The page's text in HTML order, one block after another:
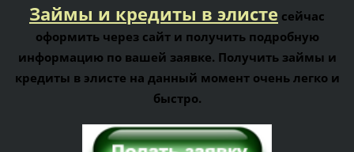
Займы и кредиты в элисте сейчас
оформить через сайт и получить подробную
информацию по вашей заявке. Получить займы и
кредиты в элисте на данный момент очень легко и
быстро.